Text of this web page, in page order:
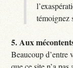
témoignez
5.Aux
Beaucoup d’entre